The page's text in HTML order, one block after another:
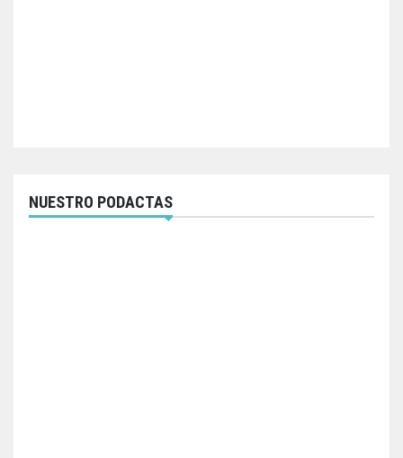
NUESTRO PODACTAS